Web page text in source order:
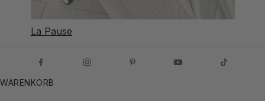
La Pause
WARENKORB